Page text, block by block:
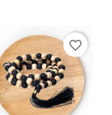
favorite_border